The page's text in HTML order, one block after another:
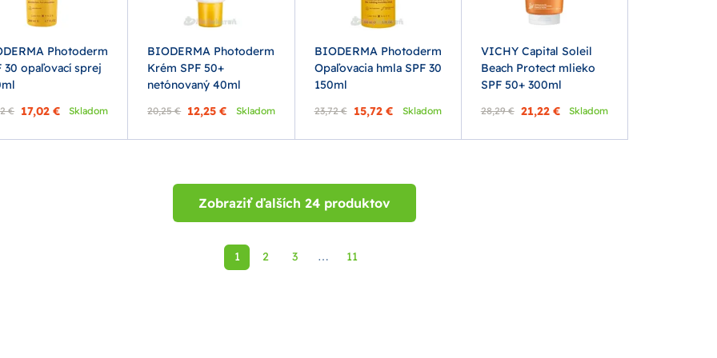
Photoderm
30 opaľovací sprej
€ 17,02 € Skladom
BIODERMA Photoderm
Krém SPF 50+
netónovaný 40ml
20,25 € 12,25 € Skladom
BIODERMA Photoderm
Opaľovacia hmla SPF 30
150ml
23,72 € 15,72 € Skladom
VICHY Capital Soleil
Beach Protect mlieko
SPF 50+ 300ml
28,29 € 21,22 € Skladom
Zobraziť ďalších 24 produktov
1 2 3 ⋯ 11